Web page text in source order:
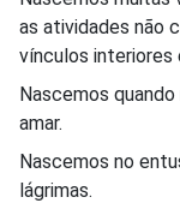
as atividades não
vínculos interiores
Nascemos
amar.
Nascemos no
lágrimas.